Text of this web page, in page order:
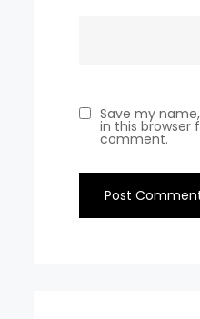
Save my
in this browser
comment.